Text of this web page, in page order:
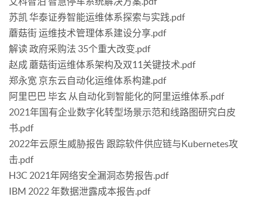
苏凯 华泰证券智能运维体系探索与实践.pdf
蘑菇街 运维技术管理体系建设分享.pdf
解读 政府采购法 35个重大改变.pdf
赵成 蘑菇街运维体系架构及双11关键技术.pdf
郑永宽 京东云自动化运维体系构建.pdf
阿里巴巴 毕玄 从自动化到智能化的阿里运维体系.pdf
2021年国有企业数字化转型场景示范和线路图研究白皮
书.pdf
2022年云原生威胁报告 跟踪软件供应链与Kubernetes攻
击.pdf
H3C 2021年网络安全漏洞态势报告.pdf
IBM 2022 年数据泄露成本报告.pdf